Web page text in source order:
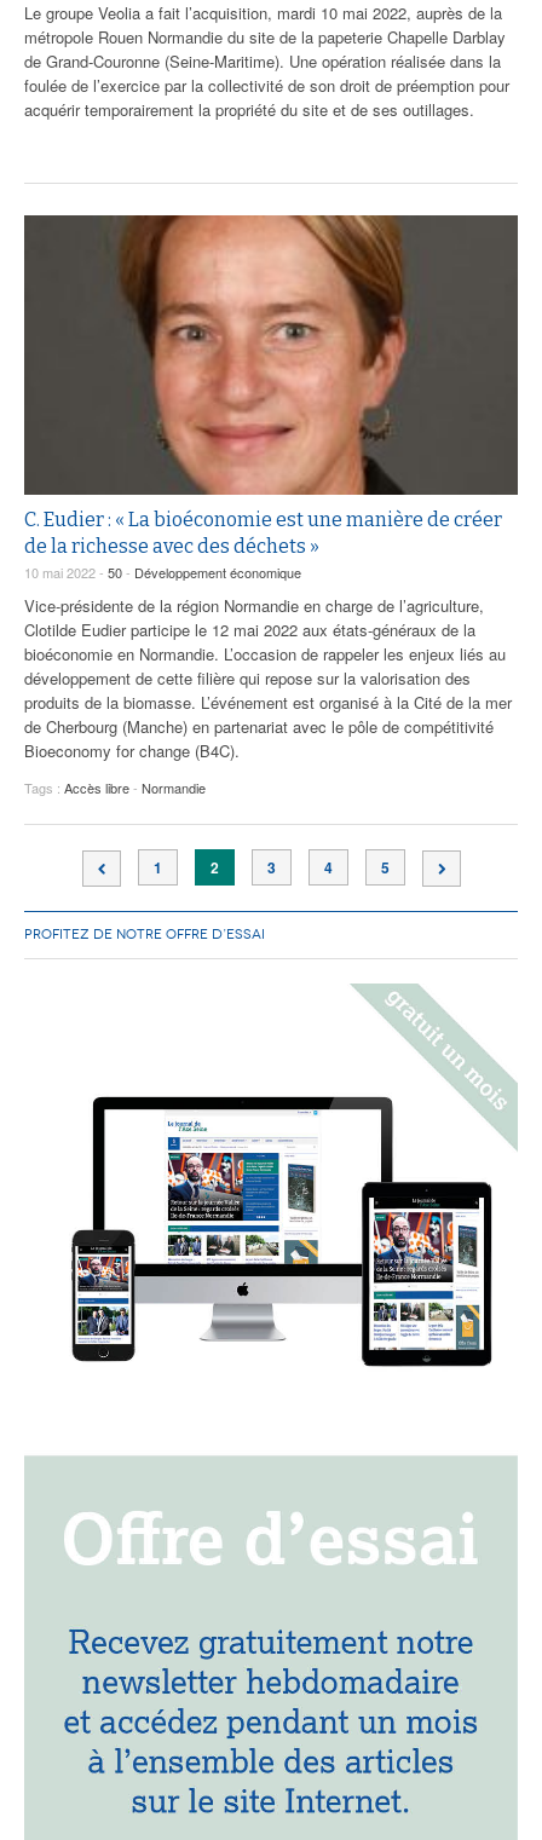
Le groupe Veolia a fait l’acquisition, mardi 10 mai 2022, auprès de la
métropole Rouen Normandie du site de la papeterie Chapelle Darblay
de Grand-Couronne (Seine-Maritime). Une opération réalisée dans la
foulée de l’exercice par la collectivité de son droit de préemption pour
acquérir temporairement la propriété du site et de ses outillages.
C. Eudier : « La bioéconomie est une manière de créer
de la richesse avec des déchets »
10 mai 2022 - 50- Développement économique
Vice-présidente de la région Normandie en charge de l’agriculture,
Clotilde Eudier participe le 12 mai 2022 aux états-généraux de la
bioéconomie en Normandie. L’occasion de rappeler les enjeux liés au
développement de cette filière qui repose sur la valorisation des
produits de la biomasse. L’événement est organisé à la Cité de la mer
de Cherbourg (Manche) en partenariat avec le pôle de compétitivité
Bioeconomy for change (B4C).
Tags : Accès libre- Normandie
1 2 3 4 5
PROFITEZ DE NOTRE OFFRE D’ESSAI